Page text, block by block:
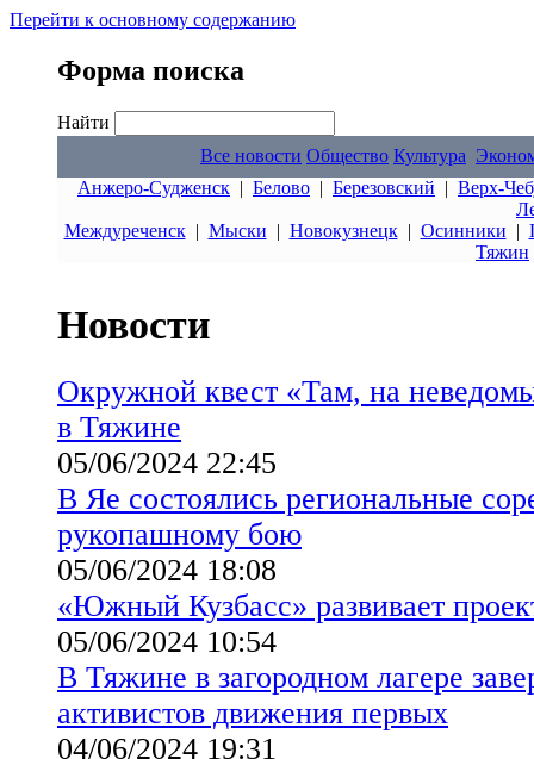
Перейти к основному содержанию
Форма поиска
Найти
Все новости Общество Культура
Анжеро-Судженск | Белово | Березовский | Верх-
Междуреченск| Мыски | Новокузнецк| Осинники |
Тяжин
Новости
Окружной квест «Там, на
в Тяжине
05/06/2024 22:45
В Яе состоялись региональные
рукопашному бою
05/06/2024 18:08
«Южный Кузбасс» развивает
05/06/2024 10:54
В Тяжине в загородном лагере
активистов движения первых
04/06/2024 19:31